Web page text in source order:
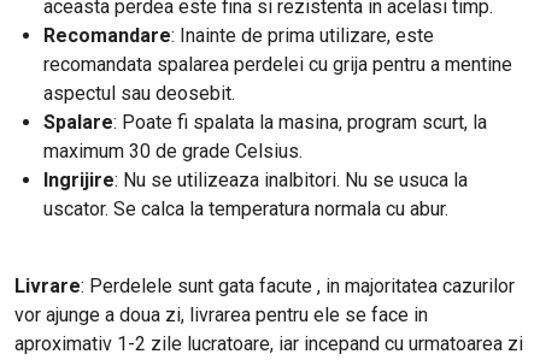
aceasta perdea este fina si rezistenta in acelasi timp.
Recomandare: Inainte de prima utilizare, este
recomandata spalarea perdelei cu grija pentru a mentine
aspectul sau deosebit.
Spalare: Poate fi spalata la masina, program scurt, la
maximum 30 de grade Celsius.
Ingrijire: Nu se utilizeaza inalbitori. Nu se usuca la
uscator. Se calca la temperatura normala cu abur.
Livrare: Perdelele sunt gata facute , in majoritatea cazurilor
vor ajunge a doua zi, livrarea pentru ele se face in
aproximativ 1-2 zile lucratoare, iar incepand cu urmatoarea zi